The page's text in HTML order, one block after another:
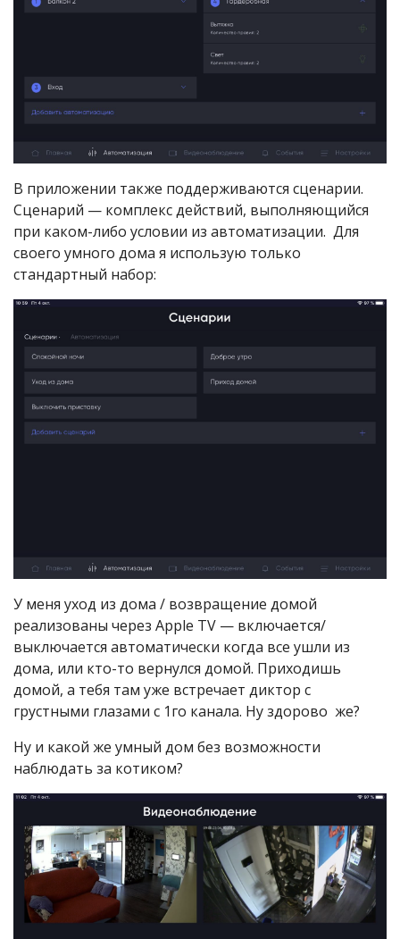
В приложении также поддерживаются сценарии.
Сценарий — комплекс действий, выполняющийся
при каком-либо условии из автоматизации. Для
своего умного дома я использую только
стандартный набор:
У меня уход из дома / возвращение домой
реализованы через Apple TV — включается/
выключается автоматически когда все ушли из
дома, или кто-то вернулся домой. Приходишь
домой, а тебя там уже встречает диктор с
грустными глазами с 1го канала. Ну здорово же?
Ну и какой же умный дом без возможности
наблюдать за котиком?